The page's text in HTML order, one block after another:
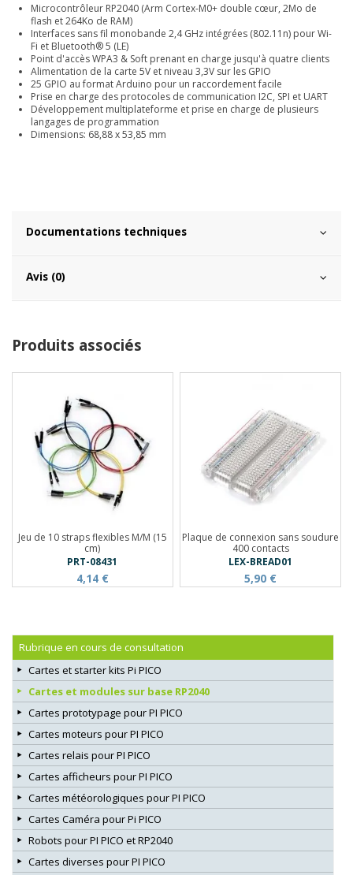
Microcontrôleur RP2040 (Arm Cortex-M0+ double cœur, 2Mo de
flash et 264Ko de RAM)
Interfaces sans fil monobande 2,4 GHz intégrées (802.11n) pour Wi-
Fi et Bluetooth® 5 (LE)
Point d'accès WPA3 & Soft prenant en charge jusqu'à quatre clients
Alimentation de la carte 5V et niveau 3,3V sur les GPIO
25 GPIO au format Arduino pour un raccordement facile
Prise en charge des protocoles de communication I2C, SPI et UART
Développement multiplateforme et prise en charge de plusieurs
langages de programmation
Dimensions: 68,88 x 53,85 mm
Documentations techniques
Avis (0)
Produits associés
Jeu de 10 straps flexibles M/M (15
cm)
PRT-08431
4,14 €
Plaque de connexion sans soudure
400 contacts
LEX-BREAD01
5,90 €
Rubrique en cours de consultation
Cartes et starter kits Pi PICO
Cartes et modules sur base RP2040
Cartes prototypage pour PI PICO
Cartes moteurs pour PI PICO
Cartes relais pour PI PICO
Cartes afficheurs pour PI PICO
Cartes météorologiques pour PI PICO
Cartes Caméra pour Pi PICO
Robots pour PI PICO et RP2040
Cartes diverses pour PI PICO